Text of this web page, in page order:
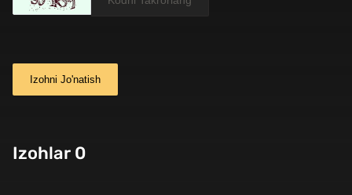
Izohni Jo'natish
Izohlar 0